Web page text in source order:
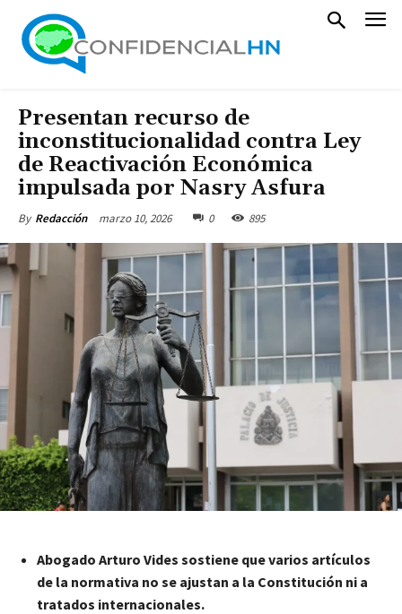
Presentan recurso de
inconstitucionalidad contra Ley
de Reactivación Económica
impulsada por Nasry Asfura
By Redacción marzo 10, 2026 0 895
Abogado Arturo Vides sostiene que varios artículos
de la normativa no se ajustan a la Constitución ni a
tratados internacionales.